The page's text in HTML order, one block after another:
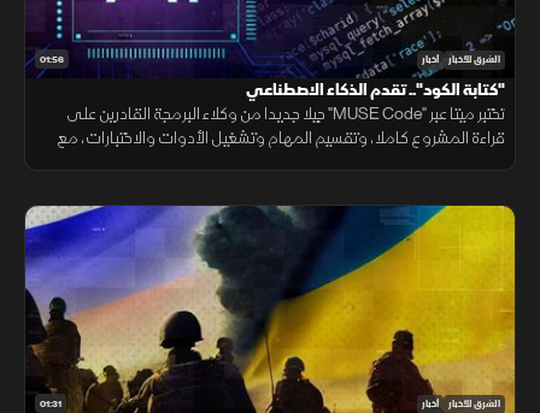
01:56 الشرق للأخبار أخبار
"كتابة الكود".. تقدم الذكاء الاصطناعي
تختبر ميتا عبر "MUSE Code" جيلا جديدا من وكلاء البرمجة القادرين على
قراءة المشروع كاملا، وتقسيم المهام وتشغيل الأدوات والاختبارات، مع
01:31 الشرق للأخبار أخبار